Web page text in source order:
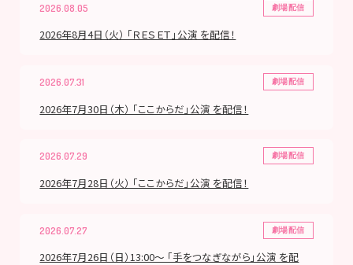
2026.08.05 劇場配信
2026年8月4日（火） 「ＲＥＳＥＴ」公演 を配信！
2026.07.31 劇場配信
2026年7月30日（木） 「ここからだ」公演 を配信！
2026.07.29 劇場配信
2026年7月28日（火） 「ここからだ」公演 を配信！
2026.07.27 劇場配信
2026年7月26日（日）13:00～ 「手をつなぎながら」公演 を配